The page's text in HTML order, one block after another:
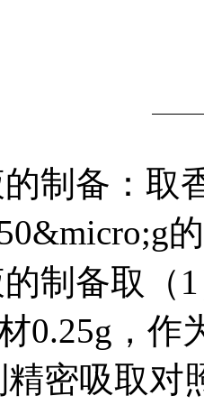
制备：取
制备取（
0.25g，作
密吸取对